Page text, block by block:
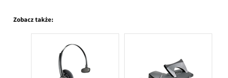
Zobacz także: